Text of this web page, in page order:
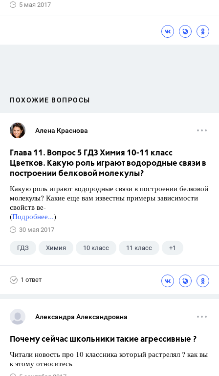
5 мая 2017
ПОХОЖИЕ ВОПРОСЫ
Алена Краснова
Глава 11. Вопрос 5 ГДЗ Химия 10-11 класс
Цветков. Какую роль играют водородные связи в
построении белковой молекулы?
Какую роль играют водородные связи в построении белковой
молекулы? Какие еще вам известны примеры зависимости
свойств ве-
(Подробнее...)
30 мая 2017
ГДЗ Химия 10 класс 11 класс +1
1 ответ
Александра Александровна
Почему сейчас школьники такие агрессивные ?
Читали новость про 10 классника который растрелял ? как вы
к этому относитесь